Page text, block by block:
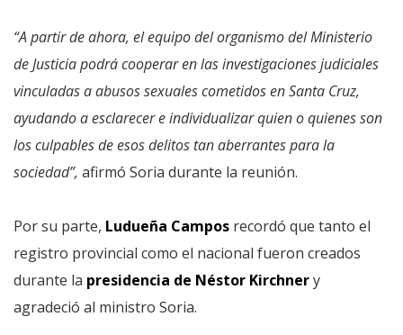
“A partir de ahora, el equipo del organismo del Ministerio
de Justicia podrá cooperar en las investigaciones judiciales
vinculadas a abusos sexuales cometidos en Santa Cruz,
ayudando a esclarecer e individualizar quien o quienes son
los culpables de esos delitos tan aberrantes para la
sociedad”, afirmó Soria durante la reunión.
Por su parte, Ludueña Campos recordó que tanto el
registro provincial como el nacional fueron creados
durante la presidencia de Néstor Kirchnery
agradeció al ministro Soria.